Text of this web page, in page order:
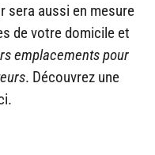
sera aussi en mesure
de votre domicile et
emplacements pour
. Découvrez une